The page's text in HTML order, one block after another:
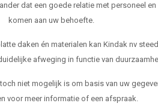
dat een goede relatie met personeel
komen aan uw behoefte.
daken én materialen kan Kindak nv
afweging in functie van
niet mogelijk is om basis van uw
voor meer informatie of een afspraak.